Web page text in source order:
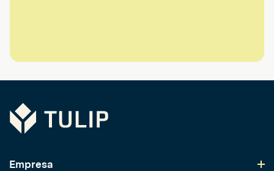
Tulip
Empresa